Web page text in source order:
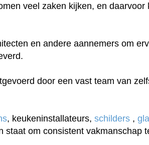
veel zaken kijken, en daarvoor
en andere aannemers om
door een vast team van
, keukeninstallateurs,schilders ,
staat om consistent vakmanschap